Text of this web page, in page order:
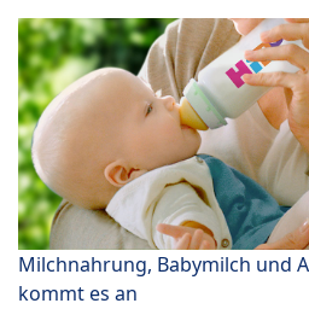
Milchnahrung, Babymilch und
kommt es an